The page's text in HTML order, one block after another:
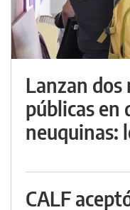
Lanzan dos
públicas en
neuquinas:
CALF